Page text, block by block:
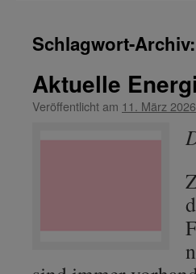
Schlagwort-Archiv:
Aktuelle
Veröffentlicht am 11. März 2026